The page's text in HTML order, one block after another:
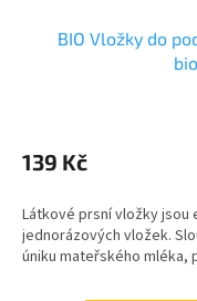
BIO Vložky do
139 Kč
Látkové prsní vložky
jednorázových vložek.
úniku mateřského mléka,